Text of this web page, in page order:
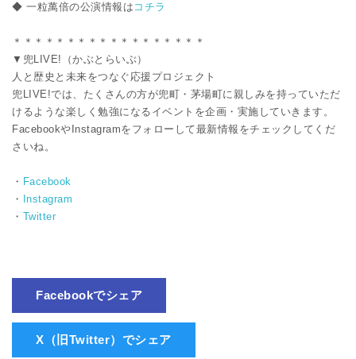
◆ 一粒萬倍の公演情報は コチラ
＊＊＊＊＊＊＊＊＊＊＊＊＊＊＊＊＊＊
▼兜LIVE!（かぶとらいぶ）
人と歴史と未来をつなぐ応援プロジェクト
兜LIVE!では、たくさんの方が兜町・茅場町に親しみを持っていただ
けるような楽しく勉強になるイベントを企画・実施していきます。
FacebookやInstagramをフォローして最新情報をチェックしてくだ
さいね。
・ Facebook
・
Instagram
・ Twitter
Facebookでシェア
X（旧Twitter）でシェア